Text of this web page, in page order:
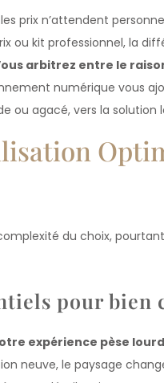
prix n’attendent
ou kit professionnel, la
arbitrez entre le
numérique vous
ou agacé, vers la solution
du choix,
pour bien
expérience pèse
neuve, le paysage